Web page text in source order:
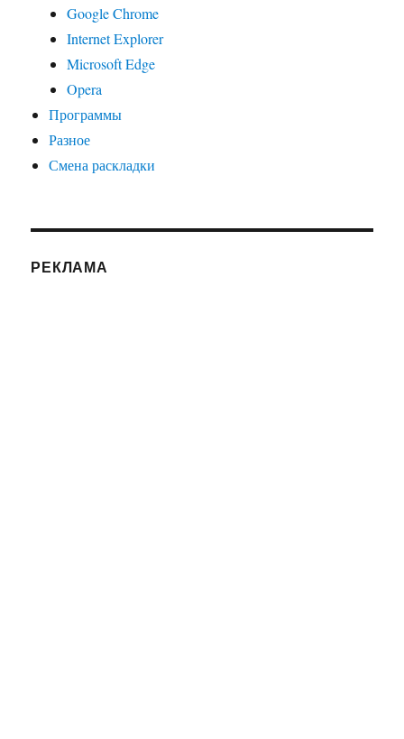
Google Chrome
Internet Explorer
Microsoft Edge
Opera
Программы
Разное
Смена раскладки
РЕКЛАМА